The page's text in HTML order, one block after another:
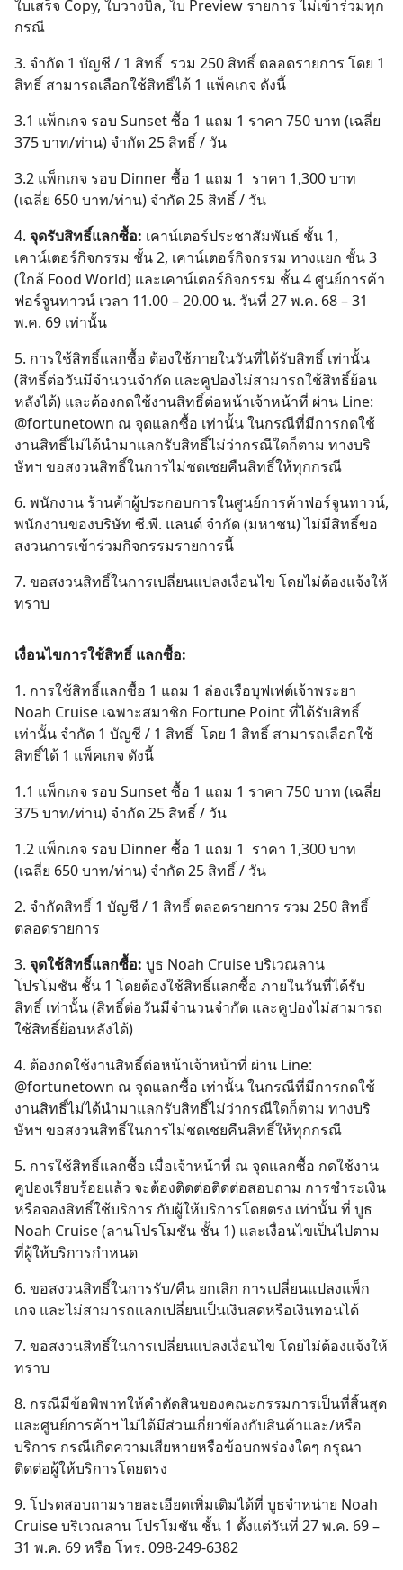
Search
for:
ใบเสร็จ Copy, ใบวางบิล, ใบ Preview รายการ ไม่เข้าร่วมทุก
กรณี
3. จำกัด 1 บัญชี / 1 สิทธิ์ รวม 250 สิทธิ์ ตลอดรายการ โดย 1
สิทธิ์ สามารถเลือกใช้สิทธิ์ได้ 1 แพ็คเกจ ดังนี้
3.1 แพ็กเกจ รอบ Sunset ซื้อ 1 แถม 1 ราคา 750 บาท (เฉลี่ย
375 บาท/ท่าน) จำกัด 25 สิทธิ์ / วัน
3.2 แพ็กเกจ รอบ Dinner ซื้อ 1 แถม 1 ราคา 1,300 บาท
(เฉลี่ย 650 บาท/ท่าน) จำกัด 25 สิทธิ์ / วัน
4. จุดรับสิทธิ์แลกซื้อ: เคาน์เตอร์ประชาสัมพันธ์ ชั้น 1,
เคาน์เตอร์กิจกรรม ชั้น 2, เคาน์เตอร์กิจกรรม ทางแยก ชั้น 3
(ใกล้ Food World) และเคาน์เตอร์กิจกรรม ชั้น 4 ศูนย์การค้า
ฟอร์จูนทาวน์ เวลา 11.00 – 20.00 น. วันที่ 27 พ.ค. 68 – 31
พ.ค. 69 เท่านั้น
5. การใช้สิทธิ์แลกซื้อ ต้องใช้ภายในวันที่ได้รับสิทธิ์ เท่านั้น
(สิทธิ์ต่อวันมีจำนวนจำกัด และคูปองไม่สามารถใช้สิทธิ์ย้อน
หลังได้) และต้องกดใช้งานสิทธิ์ต่อหน้าเจ้าหน้าที่ ผ่าน Line:
@fortunetown ณ จุดแลกซื้อ เท่านั้น ในกรณีที่มีการกดใช้
งานสิทธิ์ไม่ได้นำมาแลกรับสิทธิ์ไม่ว่ากรณีใดก็ตาม ทางบริ
ษัทฯ ขอสงวนสิทธิ์ในการไม่ชดเชยคืนสิทธิ์ให้ทุกกรณี
6. พนักงาน ร้านค้าผู้ประกอบการในศูนย์การค้าฟอร์จูนทาวน์,
พนักงานของบริษัท ซี.พี. แลนด์ จำกัด (มหาชน) ไม่มีสิทธิ์ขอ
สงวนการเข้าร่วมกิจกรรมรายการนี้
7. ขอสงวนสิทธิ์ในการเปลี่ยนแปลงเงื่อนไข โดยไม่ต้องแจ้งให้
ทราบ
เงื่อนไขการใช้สิทธิ์ แลกซื้อ:
1. การใช้สิทธิ์แลกซื้อ 1 แถม 1 ล่องเรือบุฟเฟต์เจ้าพระยา
Noah Cruise เฉพาะสมาชิก Fortune Point ที่ได้รับสิทธิ์
เท่านั้น จำกัด 1 บัญชี / 1 สิทธิ์ โดย 1 สิทธิ์ สามารถเลือกใช้
สิทธิ์ได้ 1 แพ็คเกจ ดังนี้
1.1 แพ็กเกจ รอบ Sunset ซื้อ 1 แถม 1 ราคา 750 บาท (เฉลี่ย
375 บาท/ท่าน) จำกัด 25 สิทธิ์ / วัน
1.2 แพ็กเกจ รอบ Dinner ซื้อ 1 แถม 1 ราคา 1,300 บาท
(เฉลี่ย 650 บาท/ท่าน) จำกัด 25 สิทธิ์ / วัน
2. จำกัดสิทธิ์ 1 บัญชี / 1 สิทธิ์ ตลอดรายการ รวม 250 สิทธิ์
ตลอดรายการ
3. จุดใช้สิทธิ์แลกซื้อ: บูธ Noah Cruise บริเวณลาน
โปรโมชัน ชั้น 1 โดยต้องใช้สิทธิ์แลกซื้อ ภายในวันที่ได้รับ
สิทธิ์ เท่านั้น (สิทธิ์ต่อวันมีจำนวนจำกัด และคูปองไม่สามารถ
ใช้สิทธิ์ย้อนหลังได้)
4. ต้องกดใช้งานสิทธิ์ต่อหน้าเจ้าหน้าที่ ผ่าน Line:
@fortunetown ณ จุดแลกซื้อ เท่านั้น ในกรณีที่มีการกดใช้
งานสิทธิ์ไม่ได้นำมาแลกรับสิทธิ์ไม่ว่ากรณีใดก็ตาม ทางบริ
ษัทฯ ขอสงวนสิทธิ์ในการไม่ชดเชยคืนสิทธิ์ให้ทุกกรณี
5. การใช้สิทธิ์แลกซื้อ เมื่อเจ้าหน้าที่ ณ จุดแลกซื้อ กดใช้งาน
คูปองเรียบร้อยแล้ว จะต้องติดต่อติดต่อสอบถาม การชำระเงิน
หรือจองสิทธิ์ใช้บริการ กับผู้ให้บริการโดยตรง เท่านั้น ที่ บูธ
Noah Cruise (ลานโปรโมชัน ชั้น 1) และเงื่อนไขเป็นไปตาม
ที่ผู้ให้บริการกำหนด
6. ขอสงวนสิทธิ์ในการรับ/คืน ยกเลิก การเปลี่ยนแปลงแพ็ก
เกจ และไม่สามารถแลกเปลี่ยนเป็นเงินสดหรือเงินทอนได้
7. ขอสงวนสิทธิ์ในการเปลี่ยนแปลงเงื่อนไข โดยไม่ต้องแจ้งให้
ทราบ
8. กรณีมีข้อพิพาทให้คำตัดสินของคณะกรรมการเป็นที่สิ้นสุด
และศูนย์การค้าฯ ไม่ได้มีส่วนเกี่ยวข้องกับสินค้าและ/หรือ
บริการ กรณีเกิดความเสียหายหรือข้อบกพร่องใดๆ กรุณา
ติดต่อผู้ให้บริการโดยตรง
9. โปรดสอบถามรายละเอียดเพิ่มเติมได้ที่ บูธจำหน่าย Noah
Cruise บริเวณลาน โปรโมชัน ชั้น 1 ตั้งแต่วันที่ 27 พ.ค. 69 –
31 พ.ค. 69 หรือ โทร. 098-249-6382